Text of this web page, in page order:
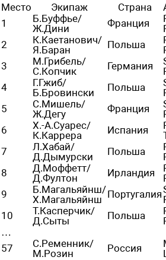
Место
Экипаж Страна
1
Б.Буффье/
Ж.Дини
Франция
2
К.Каетанович/
Я.Баран
Польша
3
М.Грибель/
С.Копчик
Германия
4
Г.Гжиб/
Б.Бровински
Польша
5
С.Мишель/
Ж.Дегу
Франция
6
Х.-А.Суарес/
К.Каррера
Испания
7
Л.Хабай/
Д.Дымурски
Польша
8
Д.Моффетт/
Д.Фултон
Ирландия
9
Б.Магальяйнш/
Х.Магальяйнш Португалия
10
Т.Касперчик/
Д.Сыты
Польша
…
57
С.Ременник/
М.Розин
Россия